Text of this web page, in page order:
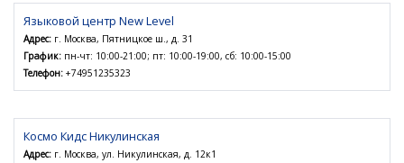
Языковой центр New Level
Адрес: г. Москва, Пятницкое ш., д. 31
График: пн-чт: 10:00-21:00; пт: 10:00-19:00, сб: 10:00-15:00
Телефон: +74951235323
Космо Кидс Никулинская
Адрес: г. Москва, ул. Никулинская, д. 12к1